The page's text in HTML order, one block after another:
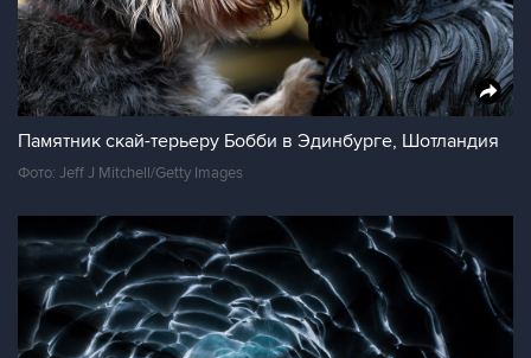
Памятник скай-терьеру Бобби в Эдинбурге, Шотландия
Фото: Jeff J Mitchell/Getty Images